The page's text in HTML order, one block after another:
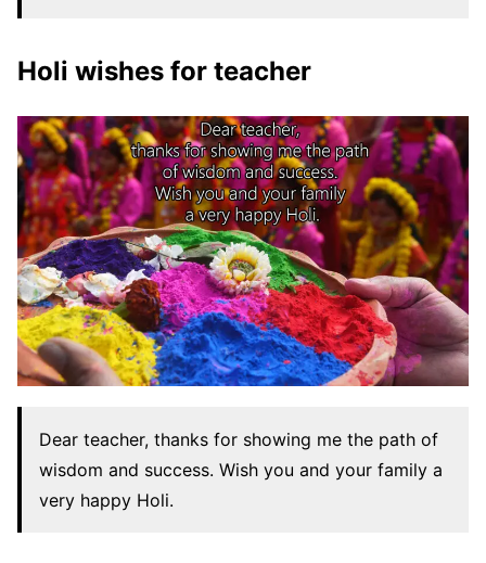
Holi wishes for teacher
Dear teacher, thanks for showing me the path of
wisdom and success. Wish you and your family a
very happy Holi.